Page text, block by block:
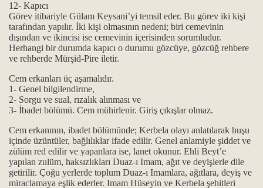
12- Kapıcı
Görev itibariyle Gülam Keysani’yi temsil eder. Bu görev iki kişi
tarafından yapılır. İki kişi olmasının nedeni; biri cemevinin
dışından ve ikincisi ise cemevinin içerisinden sorumludur.
Herhangi bir durumda kapıcı o durumu gözcüye, gözcüğ rehbere
ve rehberde Mürşid-Pire iletir.
Cem erkanları üç aşamalıdır.
1- Genel bilgilendirme,
2- Sorgu ve sual, rızalık alınması ve
3- İbadet bölümü. Cem mühirlenir. Giriş çıkışlar olmaz.
Cem erkanının, ibadet bölümünde; Kerbela olayı anlatılarak huşu
içinde üzüntüler, bağlılıklar ifade edilir. Genel anlamiyle şiddet ve
zülüm red edilir ve yapanlara ise, lanet okunur. Ehli Beyt’e
yapılan zulüm, haksızlıkları Duaz-ı Imam, ağıt ve deyişlerle dile
getirilir. Çoğu yerlerde toplum Duaz-ı Imamlara, ağıtlara, deyiş ve
miraclamaya eşlik ederler. Imam Hüseyin ve Kerbela şehitleri
kapısıdır...
gözü manaları…